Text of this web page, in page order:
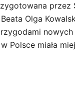
Olga
Polsce miała